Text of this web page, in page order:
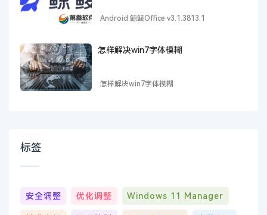
Android 鲸鲮Office v3.1.3813.1
怎样解决win7字体模糊
怎样解决win7字体模糊
标签
安全调整 优化调整 Windows 11 Manager